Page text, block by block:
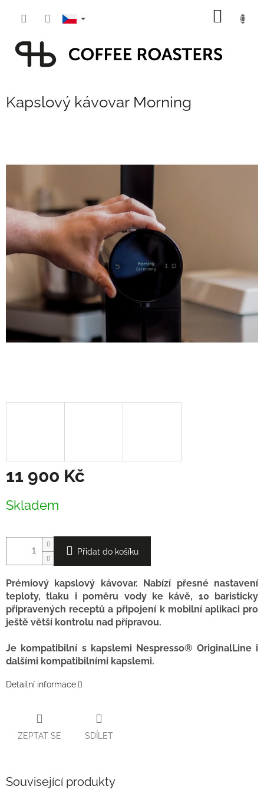
Kapslový kávovar Morning
11 900 Kč
cena:
Skladem
Přidat do košíku
Prémiový kapslový kávovar. Nabízí přesné nastavení
teploty, tlaku i poměru vody ke kávě, 10 baristicky
připravených receptů a připojení k mobilní aplikaci pro
ještě větší kontrolu nad přípravou.
Je kompatibilní s kapslemi Nespresso® OriginalLine i
dalšími kompatibilními kapslemi.
Detailní informace
ZEPTAT SE SDÍLET
Související produkty